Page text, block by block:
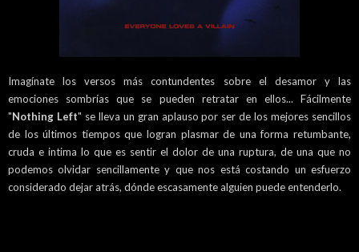
Imagínate los versos más contundentes sobre el desamor y las
emociones sombrías que se pueden retratar en ellos... Fácilmente
"Nothing Left" se lleva un gran aplauso por ser de los mejores sencillos
de los últimos tiempos que logran plasmar de una forma retumbante,
cruda e intima lo que es sentir el dolor de una ruptura, de una que no
podemos olvidar sencillamente y que nos está costando un esfuerzo
considerado dejar atrás, dónde escasamente alguien puede entenderlo.